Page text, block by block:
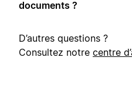
documents ?
D’autres questions ?
Consultez notre centre